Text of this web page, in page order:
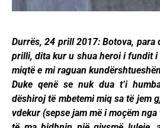
Durrës, 24 prill 2017: Botova, para
prilli, dita kur u shua heroi i fundit i
miqtë e mi raguan
Duke qenë se nuk dua t’i
dëshiroj të mbetemi miq sa të jem
vdekur (sepse jam më i moçëm